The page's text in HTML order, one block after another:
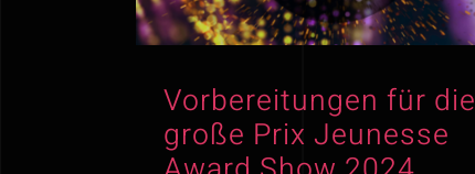
Vorbereitungen für die
große Prix Jeunesse